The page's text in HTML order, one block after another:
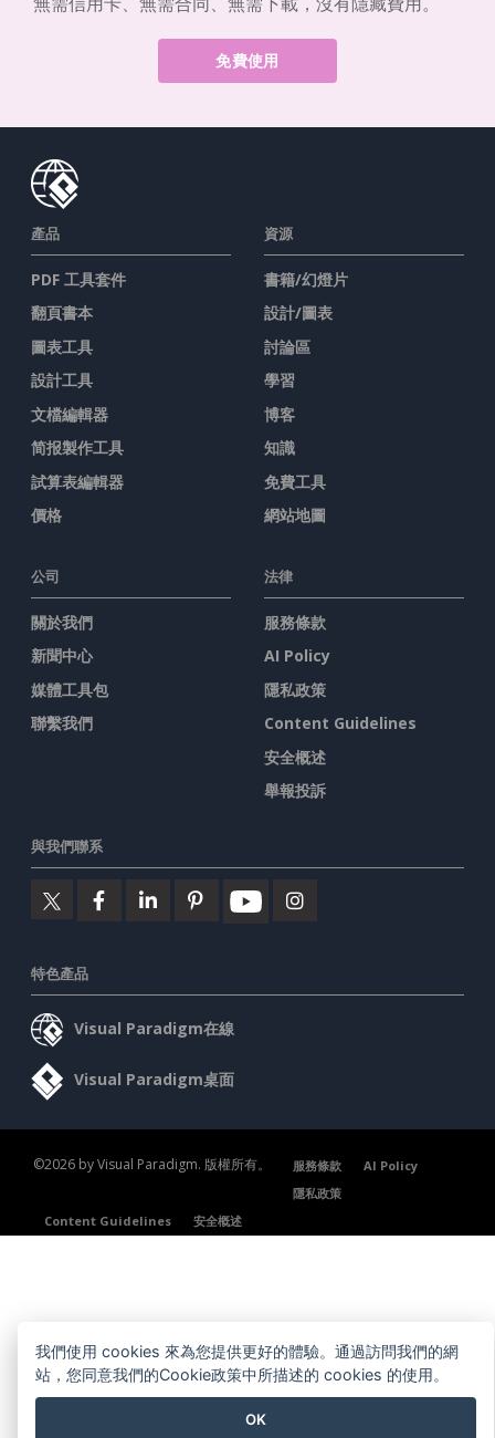
免費使用
產品
PDF 工具套件
翻頁書本
圖表工具
設計工具
文檔編輯器
简报製作工具
試算表編輯器
價格
資源
書籍/幻燈片
設計/圖表
討論區
學習
博客
知識
免費工具
網站地圖
公司
關於我們
新聞中心
媒體工具包
聯繫我們
法律
服務條款
AI Policy
隱私政策
Content Guidelines
安全概述
舉報投訴
與我們聯系
特色產品
Visual Paradigm在線
Visual Paradigm桌面
©2026 by Visual Paradigm. 版權所有。 服務條款
AI Policy
隱私政策
Content Guidelines
安全概述
我們使用 cookies 來為您提供更好的體驗。通過訪問我們的網
站，您同意我們的Cookie政策中所描述的 cookies 的使用。
OK